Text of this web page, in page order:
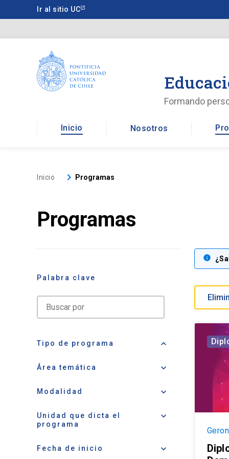
a
Ir al sitio UC
Formando
Inicio Nosotros
Inicio keyboard_arrow_right Programas
Programas
Palabra clave
Tipo de programa keyboard_arrow_up
Área temática keyboard_arrow_down
Modalidad keyboard_arrow_down
Unidad que dicta el
programa
keyboard_arrow_down
Fecha de inicio keyboard_arrow_down
info